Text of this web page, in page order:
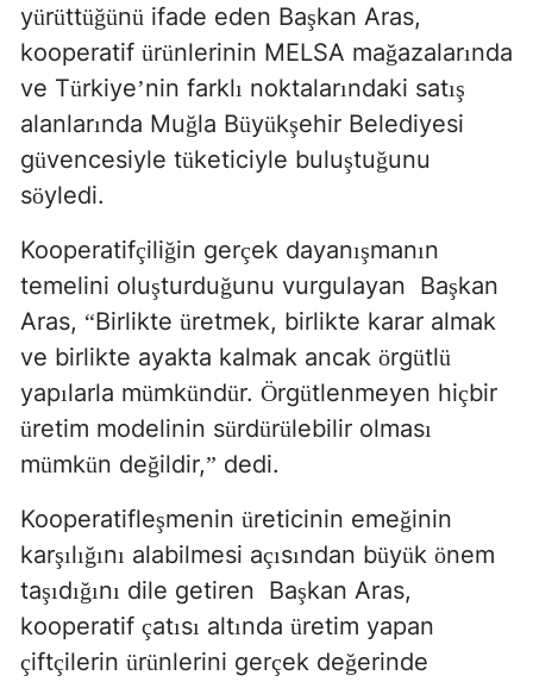
yürüttüğünü ifade eden Başkan Aras,
kooperatif ürünlerinin MELSA mağazalarında
ve Türkiye’nin farklı noktalarındaki satış
alanlarında Muğla Büyükşehir Belediyesi
güvencesiyle tüketiciyle buluştuğunu
söyledi.
Kooperatifçiliğin gerçek dayanışmanın
temelini oluşturduğunu vurgulayan Başkan
Aras, “Birlikte üretmek, birlikte karar almak
ve birlikte ayakta kalmak ancak örgütlü
yapılarla mümkündür. Örgütlenmeyen hiçbir
üretim modelinin sürdürülebilir olması
mümkün değildir,” dedi.
Kooperatifleşmenin üreticinin emeğinin
karşılığını alabilmesi açısından büyük önem
taşıdığını dile getiren Başkan Aras,
kooperatif çatısı altında üretim yapan
çiftçilerin ürünlerini gerçek değerinde